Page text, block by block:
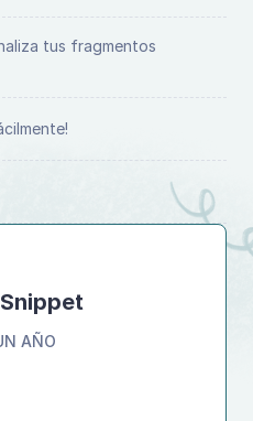
tus fragmentos
AÑO